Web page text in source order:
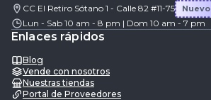
CC El Retiro Sótano 1 - Calle 82 #11-75
Nuevo
Lun - Sab 10 am - 8 pm | Dom 10 am - 7 pm
Enlaces rápidos
Blog
Vende con nosotros
Nuestras tiendas
Portal de Proveedores